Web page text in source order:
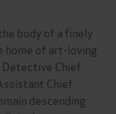
body of a finely
home of art-loving
Detective Chief
Chief
descending